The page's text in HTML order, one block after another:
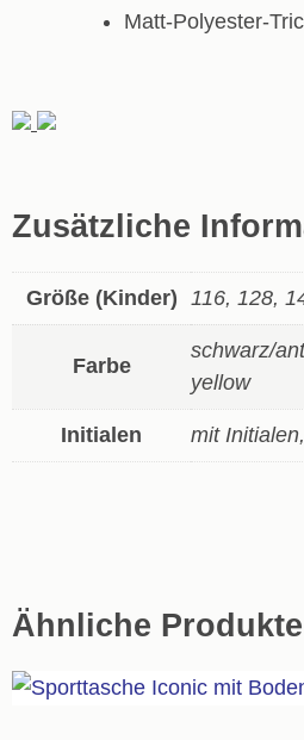
Matt-Polyester-
Zusätzliche
Größe (Kinder) 116, 128,
Farbe
schwarz/
yellow
Initialen mit
Ähnliche Produkte